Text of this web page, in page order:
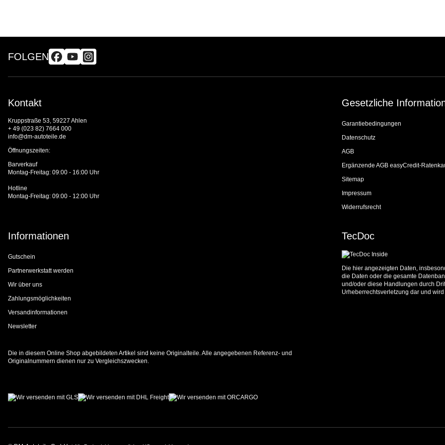
FOLGEN
Kontakt
Kruppstraße 53, 59227 Ahlen
+ 49 (023 82) 7664 000
info@dm-autoteile.de
Öffnungszeiten:
Barverkauf
Montag-Freitag: 09:00 - 16:00 Uhr
Hotline
Montag-Freitag: 09:00 - 12:00 Uhr
Gesetzliche
Garantiebedingungen
Datenschutz
AGB
Ergänzende AGB easyCredit-
Sitemap
Impressum
Widerrufsrecht
Informationen
Gutschein
Partnerwerkstatt werden
Wir über uns
Zahlungsmöglichkeiten
Versandinformationen
Newsletter
TecDoc
Die hier angezeigten Daten,
die Daten oder die gesamte
und/oder diese Handlungen durch
Urheberrechtsverletzung dar und
Die in diesem Online Shop abgebildeten Artikel sind keine Originalteile. Alle angegebenen Referenz- und
Originalnummern dienen nur zu Vergleichszwecken.